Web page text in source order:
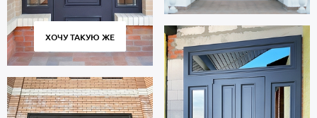
ХОЧУ ТАКУЮ ЖЕ